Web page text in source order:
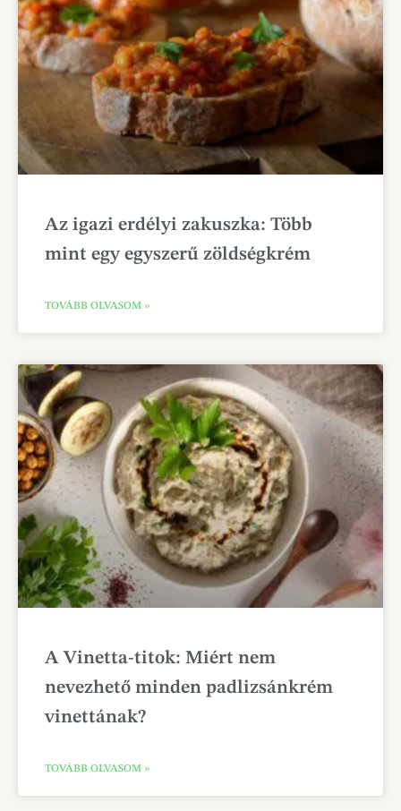
Az igazi erdélyi zakuszka: Több
mint egy egyszerű zöldségkrém
A Vinetta-titok: Miért nem
nevezhető minden padlizsánkrém
vinettának?